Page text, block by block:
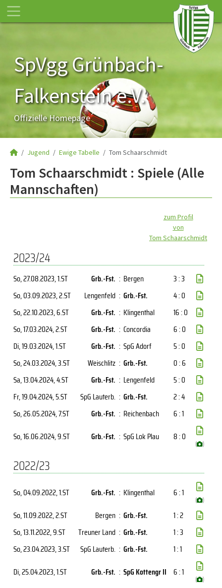
SpVgg Grünbach-
Falkenstein e.V.
Offizielle Homepage
Jugend Ewige Tabelle Tom Schaarschmidt
Tom Schaarschmidt : Spiele (Alle
Mannschaften)
zum Profil
von
Tom Schaarschmidt
2023/24
So, 27.08.2023, 1.ST Grb.-Fst. : Bergen
3 : 3
So, 03.09.2023, 2.ST Lengenfeld : Grb.-Fst.
4 : 0
So, 22.10.2023, 6.ST Grb.-Fst. : Klingenthal
16 : 0
So, 17.03.2024, 2.ST Grb.-Fst. : Concordia
6 : 0
Di, 19.03.2024, 1.ST Grb.-Fst. : SpG Adorf
5 : 0
So, 24.03.2024, 3.ST Weischlitz : Grb.-Fst.
0 : 6
Sa, 13.04.2024, 4.ST Grb.-Fst. : Lengenfeld
5 : 0
Fr, 19.04.2024, 5.ST SpG Lauterb. : Grb.-Fst.
2 : 4
So, 26.05.2024, 7.ST Grb.-Fst. : Reichenbach
6 : 1
So, 16.06.2024, 9.ST Grb.-Fst. : SpG Lok Plau 8 : 0
( )
2022/23
So, 04.09.2022, 1.ST Grb.-Fst. : Klingenthal 6 : 1
( )
So, 11.09.2022, 2.ST Bergen : Grb.-Fst.
1 : 2
So, 13.11.2022, 9.ST Treuner Land : Grb.-Fst.
1 : 3
So, 23.04.2023, 3.ST SpG Lauterb. : Grb.-Fst.
1 : 1
Di, 25.04.2023, 1.ST Grb.-Fst. : SpG Kottengr II 6 : 1
( )